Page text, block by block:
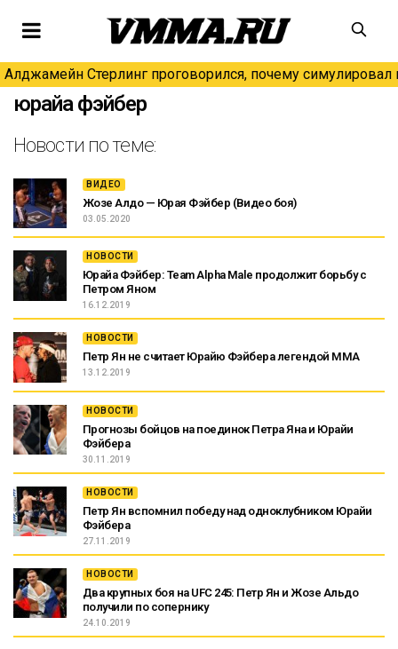
Алджамейн Стерлинг проговорился, почему симулировал
юрайа фэйбер
Новости по теме:
ВИДЕО
Жозе Алдо — Юрая Фэйбер (Видео боя)
03.05.2020
НОВОСТИ
Юрайа Фэйбер: Team Alpha Male продолжит борьбу с
Петром Яном
16.12.2019
НОВОСТИ
Петр Ян не считает Юрайю Фэйбера легендой ММА
13.12.2019
НОВОСТИ
Прогнозы бойцов на поединок Петра Яна и Юрайи
Фэйбера
30.11.2019
НОВОСТИ
Петр Ян вспомнил победу над одноклубником Юрайи
Фэйбера
27.11.2019
НОВОСТИ
Два крупных боя на UFC 245: Петр Ян и Жозе Альдо
получили по сопернику
24.10.2019